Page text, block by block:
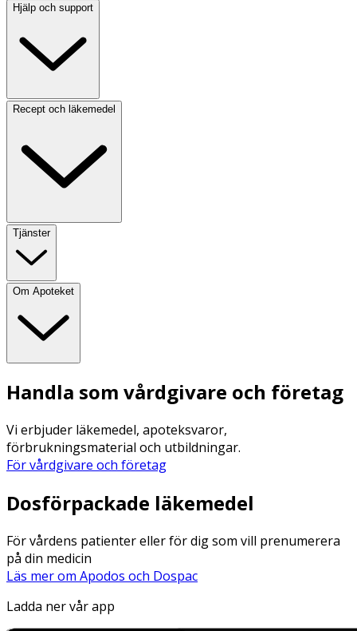
Hjälp och support
Recept och läkemedel
Tjänster
Om Apoteket
Handla som vårdgivare och företag
Vi erbjuder läkemedel, apoteksvaror,
förbrukningsmaterial och utbildningar.
För vårdgivare och företag
Dosförpackade läkemedel
För vårdens patienter eller för dig som vill prenumerera
på din medicin
Läs mer om Apodos och Dospac
Ladda ner vår app